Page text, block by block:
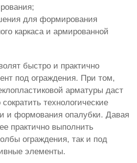
для формирования
каркаса и армированной
быстро и практично
под ограждения. При том,
арматуры даст
технологические
и формования опалубки. Давая
практично выполнить
ограждения, так и под
элементы.